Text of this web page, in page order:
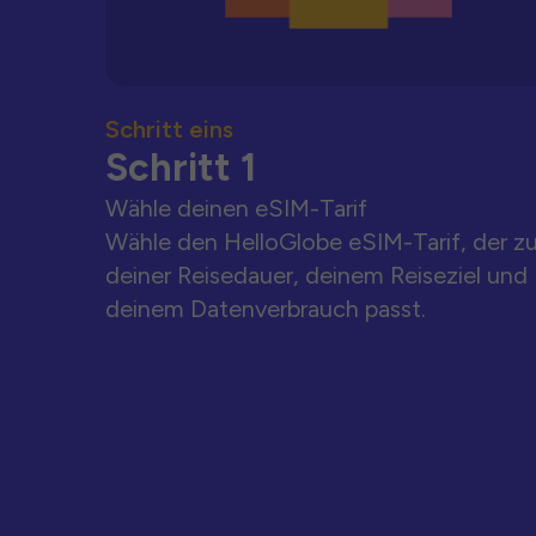
Schritt eins
Schritt 1
Wähle deinen eSIM-Tarif
Wähle den HelloGlobe eSIM-Tarif, der
deiner Reisedauer, deinem Reiseziel und
deinem Datenverbrauch passt.